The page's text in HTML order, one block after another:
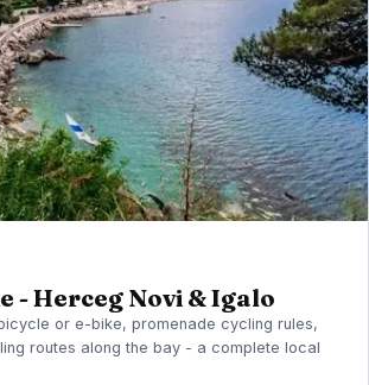
- Herceg Novi & Igalo
or e-bike, promenade cycling rules,
routes along the bay - a complete local